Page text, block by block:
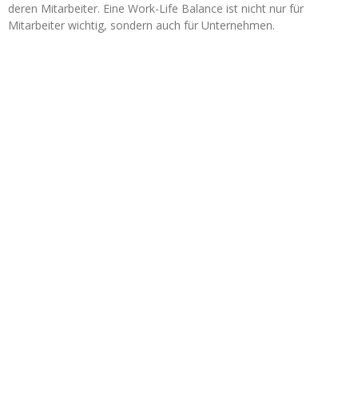
deren Mitarbeiter. Eine Work-Life Balance ist nicht nur für
Mitarbeiter wichtig, sondern auch für Unternehmen.